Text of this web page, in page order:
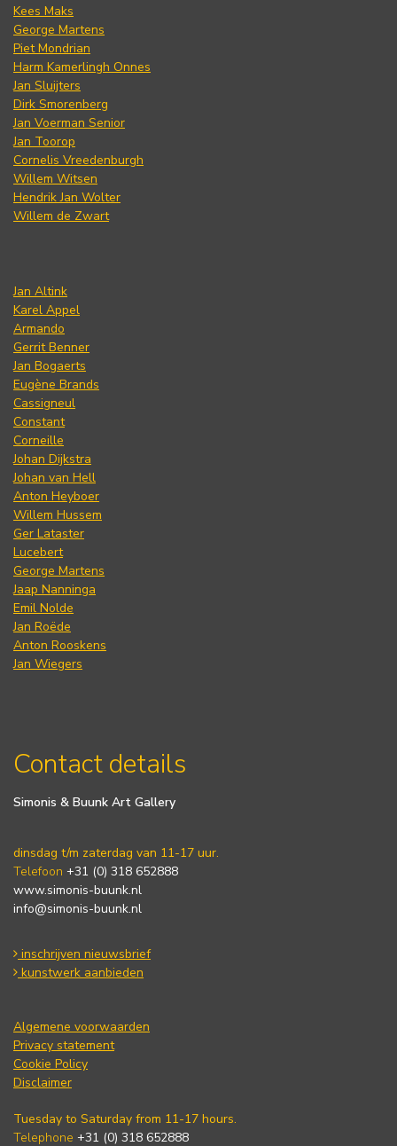
Kees Maks
George Martens
Piet Mondrian
Harm Kamerlingh Onnes
Jan Sluijters
Dirk Smorenberg
Jan Voerman Senior
Jan Toorop
Cornelis Vreedenburgh
Willem Witsen
Hendrik Jan Wolter
Willem de Zwart
Jan Altink
Karel Appel
Armando
Gerrit Benner
Jan Bogaerts
Eugène Brands
Cassigneul
Constant
Corneille
Johan Dijkstra
Johan van Hell
Anton Heyboer
Willem Hussem
Ger Lataster
Lucebert
George Martens
Jaap Nanninga
Emil Nolde
Jan Roëde
Anton Rooskens
Jan Wiegers
Contact details
Simonis & Buunk Art Gallery
dinsdag t/m zaterdag van 11-17 uur.
Telefoon +31 (0) 318 652888
www.simonis-buunk.nl
info@simonis-buunk.nl
inschrijven nieuwsbrief
kunstwerk aanbieden
Algemene voorwaarden
Privacy statement
Cookie Policy
Disclaimer
Tuesday to Saturday from 11-17 hours.
Telephone +31 (0) 318 652888